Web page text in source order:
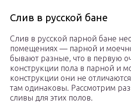
Слив в русской бане
Слив в русской парной бане
помещениях — парной и
бывают разные, что в первую
конструкции пола в парной и
конструкции они не
там одинаковы. Рассмотрим
сливы для этих полов.